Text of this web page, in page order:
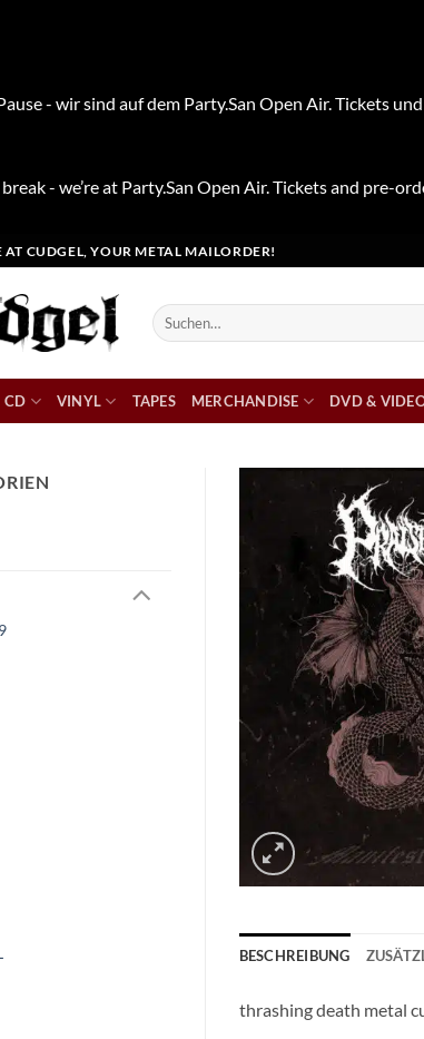
- wir sind auf dem Party.San Open Air. Tickets
- we’re at Party.San Open Air. Tickets and pre-
AT CUDGEL, YOUR METAL MAILORDER!
Suchen
nach:
CD VINYL TAPES MERCHANDISE DVD &
BESCHREIBUNG
thrashing death metal